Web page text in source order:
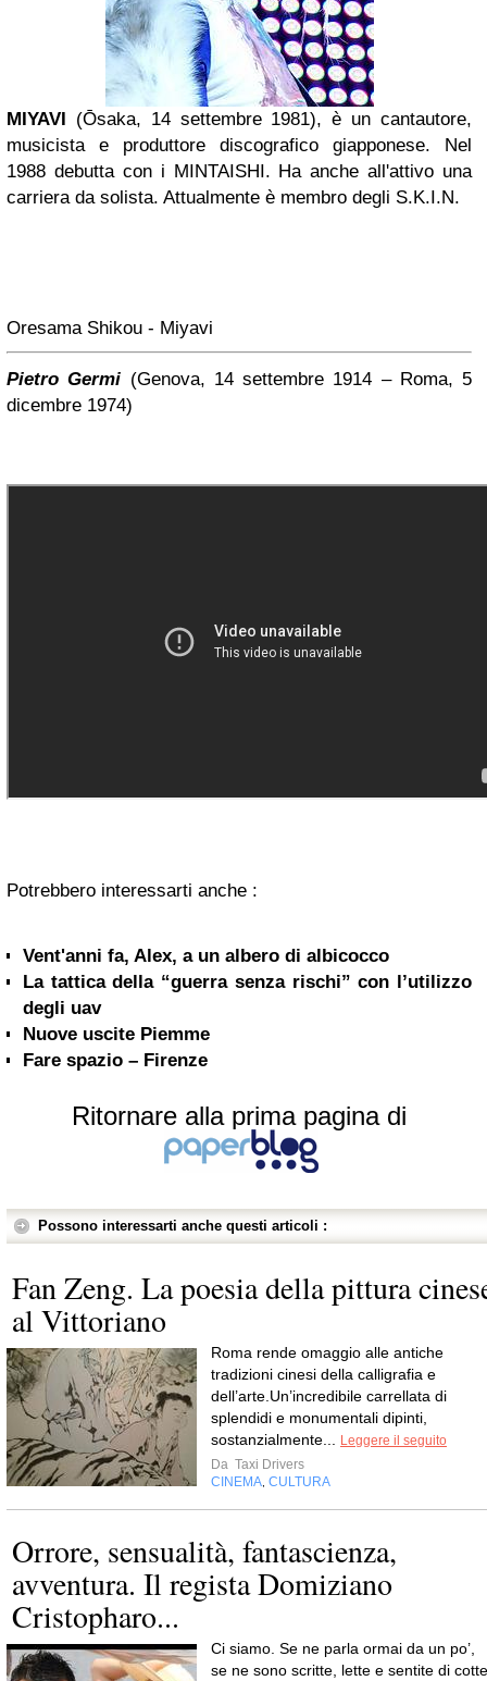
MIYAVI (Ōsaka, 14 settembre 1981), è un cantautore,
musicista e produttore discografico giapponese. Nel
1988 debutta con i MINTAISHI. Ha anche all'attivo una
carriera da solista. Attualmente è membro degli S.K.I.N.
Oresama Shikou - Miyavi
Pietro Germi (Genova, 14 settembre 1914 – Roma, 5
dicembre 1974)
Potrebbero interessarti anche :
Vent'anni fa, Alex, a un albero di albicocco
La tattica della “guerra senza rischi” con l’utilizzo
degli uav
Nuove uscite Piemme
Fare spazio – Firenze
Ritornare alla prima pagina di
Possono interessarti anche questi articoli :
Fan Zeng. La poesia della pittura
al Vittoriano
Roma rende omaggio alle antiche
tradizioni cinesi della calligrafia e
dell’arte.Un’incredibile carrellata di
splendidi e monumentali dipinti,
sostanzialmente...
Leggere il seguito
Da Taxi Drivers
CINEMA CULTURA
Orrore, sensualità, fantascienza,
avventura. Il regista Domiziano
Cristopharo...
Ci siamo. Se ne parla ormai da un po’,
se ne sono scritte, lette e sentite di cotte